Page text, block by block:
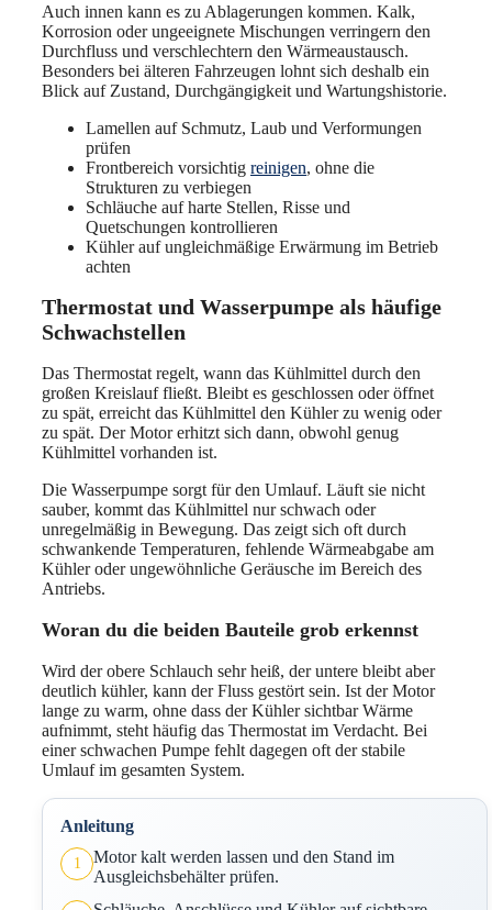
Auch innen kann es zu Ablagerungen kommen. Kalk,
Korrosion oder ungeeignete Mischungen verringern den
Durchfluss und verschlechtern den Wärmeaustausch.
Besonders bei älteren Fahrzeugen lohnt sich deshalb ein
Blick auf Zustand, Durchgängigkeit und Wartungshistorie.
Lamellen auf Schmutz, Laub und Verformungen
prüfen
Frontbereich vorsichtig reinigen, ohne die
Strukturen zu verbiegen
Schläuche auf harte Stellen, Risse und
Quetschungen kontrollieren
Kühler auf ungleichmäßige Erwärmung im Betrieb
achten
Thermostat und Wasserpumpe als häufige
Schwachstellen
Das Thermostat regelt, wann das Kühlmittel durch den
großen Kreislauf fließt. Bleibt es geschlossen oder öffnet
zu spät, erreicht das Kühlmittel den Kühler zu wenig oder
zu spät. Der Motor erhitzt sich dann, obwohl genug
Kühlmittel vorhanden ist.
Die Wasserpumpe sorgt für den Umlauf. Läuft sie nicht
sauber, kommt das Kühlmittel nur schwach oder
unregelmäßig in Bewegung. Das zeigt sich oft durch
schwankende Temperaturen, fehlende Wärmeabgabe am
Kühler oder ungewöhnliche Geräusche im Bereich des
Antriebs.
Woran du die beiden Bauteile grob erkennst
Wird der obere Schlauch sehr heiß, der untere bleibt aber
deutlich kühler, kann der Fluss gestört sein. Ist der Motor
lange zu warm, ohne dass der Kühler sichtbar Wärme
aufnimmt, steht häufig das Thermostat im Verdacht. Bei
einer schwachen Pumpe fehlt dagegen oft der stabile
Umlauf im gesamten System.
Anleitung
1
Motor kalt werden lassen und den Stand im
Ausgleichsbehälter prüfen.